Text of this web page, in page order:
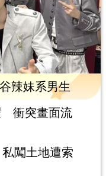
辣妹系男生
衝突畫面流
闖土地遭索